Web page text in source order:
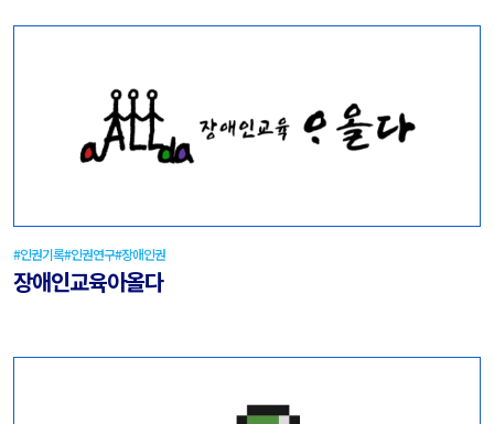
#인권기록#인권연구#장애인권
장애인교육아올다